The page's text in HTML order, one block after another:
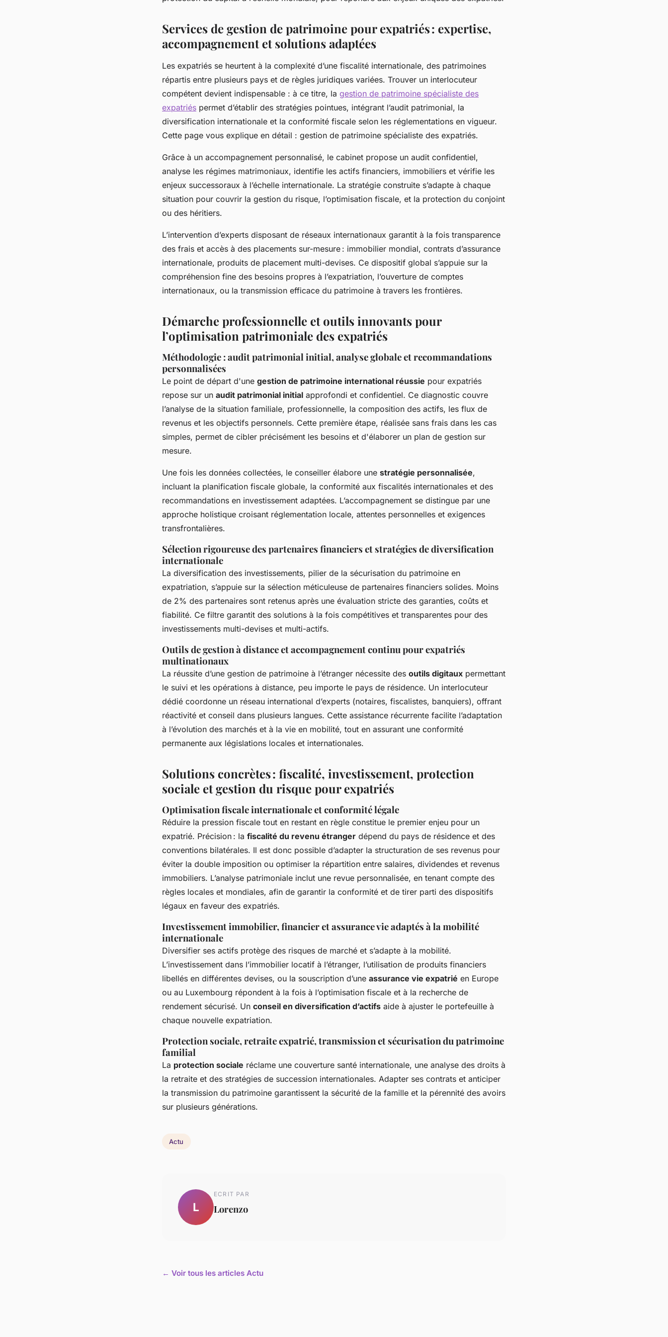
Services de gestion de patrimoine pour expatriés : expertise,
accompagnement et solutions adaptées
Les expatriés se heurtent à la complexité d’une fiscalité internationale, des patrimoines
répartis entre plusieurs pays et de règles juridiques variées. Trouver un interlocuteur
compétent devient indispensable : à ce titre, la gestion de patrimoine spécialiste des
expatriés permet d’établir des stratégies pointues, intégrant l’audit patrimonial, la
diversification internationale et la conformité fiscale selon les réglementations en vigueur.
Cette page vous explique en détail : gestion de patrimoine spécialiste des expatriés.
Grâce à un accompagnement personnalisé, le cabinet propose un audit confidentiel,
analyse les régimes matrimoniaux, identifie les actifs financiers, immobiliers et vérifie les
enjeux successoraux à l’échelle internationale. La stratégie construite s’adapte à chaque
situation pour couvrir la gestion du risque, l’optimisation fiscale, et la protection du conjoint
ou des héritiers.
L’intervention d’experts disposant de réseaux internationaux garantit à la fois transparence
des frais et accès à des placements sur-mesure : immobilier mondial, contrats d’assurance
internationale, produits de placement multi-devises. Ce dispositif global s’appuie sur la
compréhension fine des besoins propres à l’expatriation, l’ouverture de comptes
internationaux, ou la transmission efficace du patrimoine à travers les frontières.
Démarche professionnelle et outils innovants pour
l’optimisation patrimoniale des expatriés
Méthodologie : audit patrimonial initial, analyse globale et recommandations
personnalisées
Le point de départ d'une gestion de patrimoine international réussie pour expatriés
repose sur un audit patrimonial initial approfondi et confidentiel. Ce diagnostic couvre
l’analyse de la situation familiale, professionnelle, la composition des actifs, les flux de
revenus et les objectifs personnels. Cette première étape, réalisée sans frais dans les cas
simples, permet de cibler précisément les besoins et d'élaborer un plan de gestion sur
mesure.
Une fois les données collectées, le conseiller élabore une stratégie personnalisée,
incluant la planification fiscale globale, la conformité aux fiscalités internationales et des
recommandations en investissement adaptées. L’accompagnement se distingue par une
approche holistique croisant réglementation locale, attentes personnelles et exigences
transfrontalières.
Sélection rigoureuse des partenaires financiers et stratégies de diversification
internationale
La diversification des investissements, pilier de la sécurisation du patrimoine en
expatriation, s’appuie sur la sélection méticuleuse de partenaires financiers solides. Moins
de 2% des partenaires sont retenus après une évaluation stricte des garanties, coûts et
fiabilité. Ce filtre garantit des solutions à la fois compétitives et transparentes pour des
investissements multi-devises et multi-actifs.
Outils de gestion à distance et accompagnement continu pour expatriés
multinationaux
La réussite d’une gestion de patrimoine à l’étranger nécessite des outils digitaux permettant
le suivi et les opérations à distance, peu importe le pays de résidence. Un interlocuteur
dédié coordonne un réseau international d’experts (notaires, fiscalistes, banquiers), offrant
réactivité et conseil dans plusieurs langues. Cette assistance récurrente facilite l’adaptation
à l’évolution des marchés et à la vie en mobilité, tout en assurant une conformité
permanente aux législations locales et internationales.
Solutions concrètes : fiscalité, investissement, protection
sociale et gestion du risque pour expatriés
Optimisation fiscale internationale et conformité légale
Réduire la pression fiscale tout en restant en règle constitue le premier enjeu pour un
expatrié. Précision : la fiscalité du revenu étranger dépend du pays de résidence et des
conventions bilatérales. Il est donc possible d’adapter la structuration de ses revenus pour
éviter la double imposition ou optimiser la répartition entre salaires, dividendes et revenus
immobiliers. L’analyse patrimoniale inclut une revue personnalisée, en tenant compte des
règles locales et mondiales, afin de garantir la conformité et de tirer parti des dispositifs
légaux en faveur des expatriés.
Investissement immobilier, financier et assurance vie adaptés à la mobilité
internationale
Diversifier ses actifs protège des risques de marché et s’adapte à la mobilité.
L’investissement dans l’immobilier locatif à l’étranger, l’utilisation de produits financiers
libellés en différentes devises, ou la souscription d’une assurance vie expatrié en Europe
ou au Luxembourg répondent à la fois à l’optimisation fiscale et à la recherche de
rendement sécurisé. Un conseil en diversification d’actifs aide à ajuster le portefeuille à
chaque nouvelle expatriation.
Protection sociale, retraite expatrié, transmission et sécurisation du patrimoine
familial
La protection sociale réclame une couverture santé internationale, une analyse des droits à
la retraite et des stratégies de succession internationales. Adapter ses contrats et anticiper
la transmission du patrimoine garantissent la sécurité de la famille et la pérennité des avoirs
sur plusieurs générations.
Actu
L
ECRIT PAR
Lorenzo
← Voir tous les articles Actu